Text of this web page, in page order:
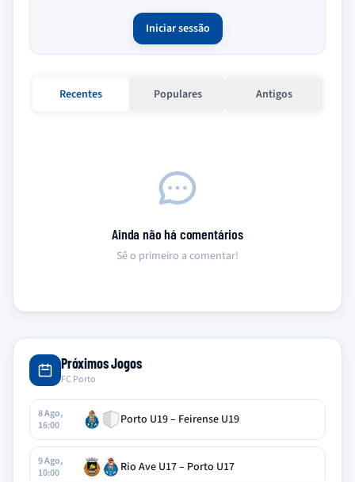
Iniciar sessão
Recentes Populares Antigos
Ainda não há comentários
Sê o primeiro a comentar!
Próximos Jogos
FC Porto
8 Ago,
16:00
Porto U19 – Feirense U19
9 Ago,
10:00
Rio Ave U17 – Porto U17